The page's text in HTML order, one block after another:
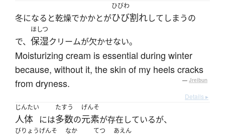
冬になると乾燥でかかとが
ひびわ
ひび割れしてしまうの
で、
ほしつ
保湿クリームが欠かせない。
Moisturizing cream is essential during winter
because, without it, the skin of my heels cracks
from dryness.
— Jreibun
Details ▸
じんたい
人体 には
たすう
多数の
げんそ
元素が存在しているが、
びりょうげんそ なか てつ あえん